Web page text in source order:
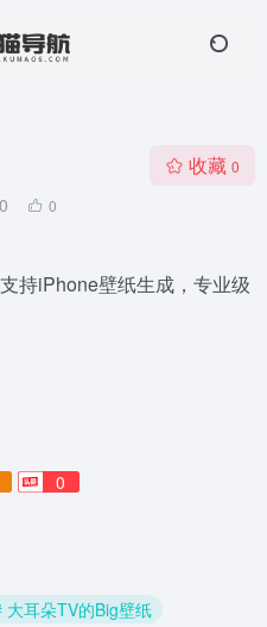
0 0
收藏 0
持iPhone壁纸生成，专业级
0
大耳朵TV的Big壁纸